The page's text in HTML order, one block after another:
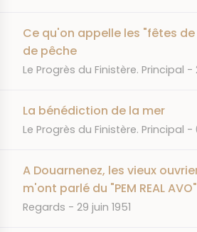
Ce qu'on appelle les "fêtes
de pêche
JOURNAL
Le Progrès du Finistère. Principal
La bénédiction de la mer
JOURNAL
Le Progrès du Finistère. Principal
A Douarnenez, les vieux
m'ont parlé du "PEM REAL
JOURNAL
Regards DATE
29 juin 1951